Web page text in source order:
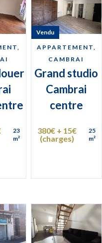
23
m²
APPARTEMENT,
CAMBRAI
Grand studio
Cambrai
centre
380€ + 15€
(charges)
25
m²
Vendu